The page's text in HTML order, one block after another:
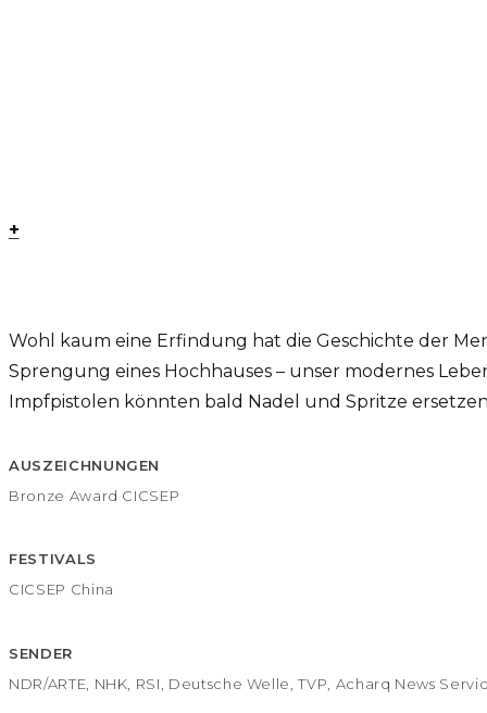
+
Wohl kaum eine Erfindung hat die Geschichte der
Sprengung eines Hochhauses – unser modernes
Impfpistolen könnten bald Nadel und Spritze
AUSZEICHNUNGEN
Bronze Award CICSEP
FESTIVALS
CICSEP China
SENDER
NDR/ARTE, NHK, RSI, Deutsche Welle, TVP, Acharq News